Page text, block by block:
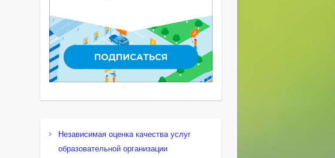
Независимая оценка качества услуг
образовательной организации